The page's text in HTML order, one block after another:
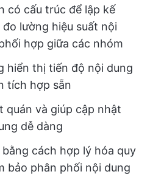
có cấu trúc để lập kế
lường hiệu suất nội
hợp giữa các nhóm
hiển thị tiến độ nội dung
tích hợp sẵn
quán và giúp cập nhật
dễ dàng
cách hợp lý hóa quy
bảo phân phối nội dung